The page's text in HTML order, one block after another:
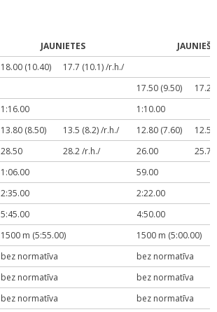
JAUNIETES
JAUNIEŠI
18.00 (10.40)
17.7 (10.1) /r.h./
17.50 (9.50)
17.2
1:16.00
1:10.00
13.80 (8.50) 13.5 (8.2) /r.h./ 12.80 (7.60)
12.5
28.50 28.2 /r.h./ 26.00
25.7
1:06.00
59.00
2:35.00
2:22.00
5:45.00
4:50.00
1500 m (5:55.00)
1500 m (5:00.00)
bez normatīva
bez normatīva
bez normatīva
bez normatīva
bez normatīva
bez normatīva